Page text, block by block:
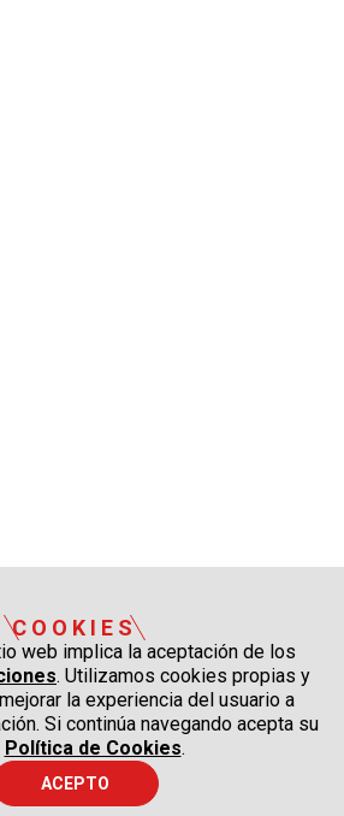
COOKIES
web implica la aceptación de los
. Utilizamos cookies propias y
la experiencia del usuario a
Si continúa navegando acepta su
Política de Cookies.
ACEPTO